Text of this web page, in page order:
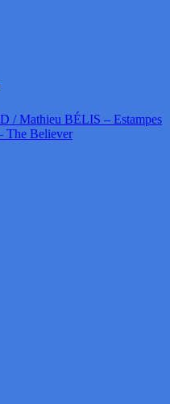
/ Mathieu BÉLIS – Estampes
Believer